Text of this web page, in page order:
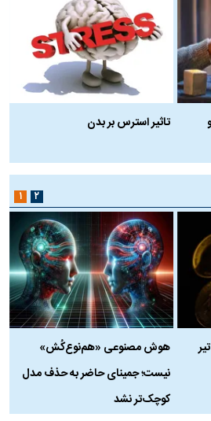
تاثیر استرس بر بدن
قیمت روز ارز‌های دیجیتال ۱۶ تیر
هوش مصنوعی «هم‌نوع‌کُش»
نیست؛ جمینای حاضر به حذف مدل
کوچک‌تر نشد
۱ ۲